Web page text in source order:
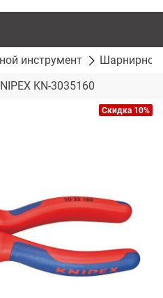
инструмент
Шарнирно-
KN-3035160
Скидка 10%